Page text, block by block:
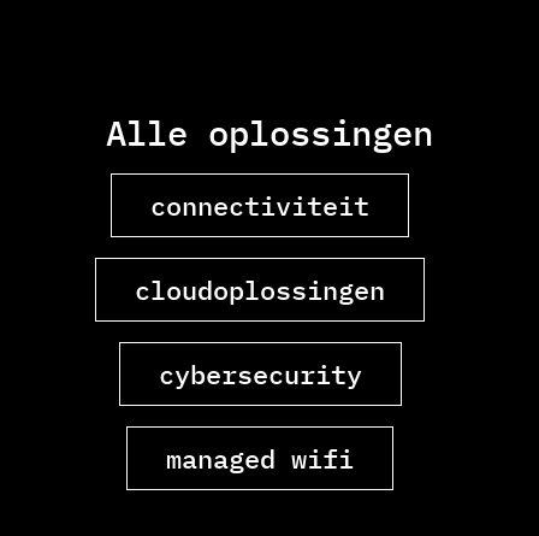
Alle oplossingen
connectiviteit
cloudoplossingen
cybersecurity
managed wifi